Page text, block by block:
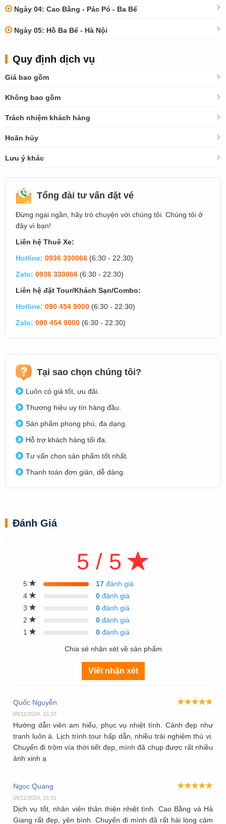
Ngày 04: Cao Bằng - Pác Pó - Ba Bể
Ngày 05: Hồ Ba Bể - Hà Nội
Quy định dịch vụ
Giá bao gồm
Không bao gồm
Trách nhiệm khách hàng
Hoãn hủy
Lưu ý khác
Tổng đài tư vấn đặt vé
Đừng ngại ngần, hãy trò chuyện với chúng tôi. Chúng tôi ở
đây vì bạn!
Liên hệ Thuê Xe:
Hotline: 0936 330066 (6:30 - 22:30)
Zalo: 0936 330066 (6:30 - 22:30)
Liên hệ đặt Tour/Khách Sạn/Combo:
Hotline: 090 454 9000 (6:30 - 22:30)
Zalo: 090 454 9000 (6:30 - 22:30)
Tại sao chọn chúng tôi?
Luôn có giá tốt, ưu đãi.
Thương hiệu uy tín hàng đầu.
Sản phẩm phong phú, đa dạng.
Hỗ trợ khách hàng tối đa.
Tư vấn chọn sản phẩm tốt nhất.
Thanh toán đơn giản, dễ dàng.
Đánh Giá
5 / 5
5 17 đánh giá
4
0 đánh giá
3
0 đánh giá
2
0 đánh giá
1
0 đánh giá
Chia sẻ nhận xét về sản phẩm
Viết nhận xét
Quốc Nguyễn
09/11/2024, 15:37
Hướng dẫn viên am hiểu, phục vụ nhiệt tình. Cảnh đẹp như
tranh luôn á. Lịch trình tour hấp dẫn, nhiều trải nghiệm thú vị.
Chuyến đi trộm vía thời tiết đẹp, mình đã chụp được rất nhiều
ảnh xinh ạ
Ngọc Quang
09/11/2024, 15:31
Dịch vụ tốt, nhân viên thân thiện nhiệt tình. Cao Bằng và Hà
Giang rất đẹp, yên bình. Chuyến đi mình đã rất hài lòng cảm